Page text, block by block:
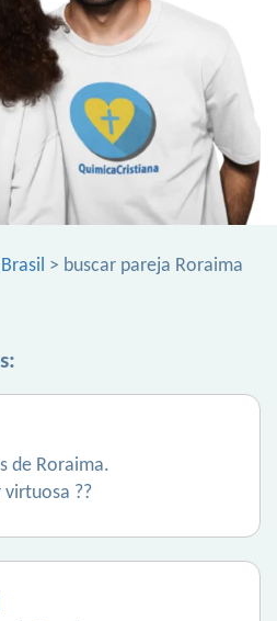
> buscar pareja Roraima
de Roraima.
virtuosa ??